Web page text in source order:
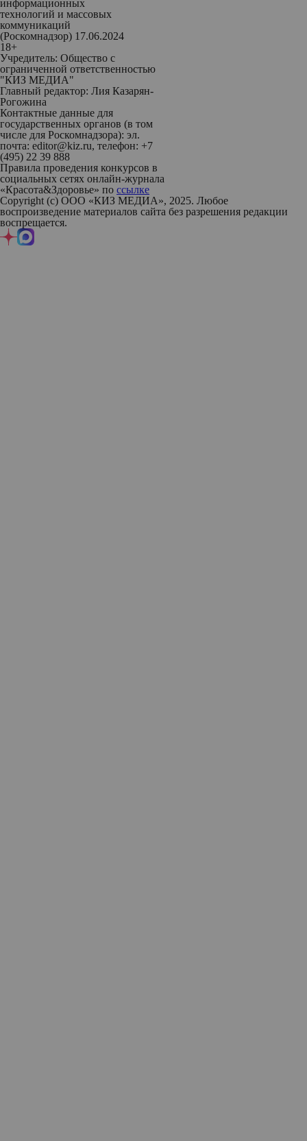
информационных
технологий и массовых
коммуникаций
(Роскомнадзор) 17.06.2024
18+
Учредитель: Общество с
ограниченной ответственностью
"КИЗ МЕДИА"
Главный редактор: Лия Казарян-
Рогожина
Контактные данные для
государственных органов (в том
числе для Роскомнадзора): эл.
почта: editor@kiz.ru, телефон: +7
(495) 22 39 888
Правила проведения конкурсов в
социальных сетях онлайн-журнала
«Красота&Здоровье» по ссылке
Copyright (с) ООО «КИЗ МЕДИА», 2025. Любое
воспроизведение материалов сайта без разрешения редакции
воспрещается.